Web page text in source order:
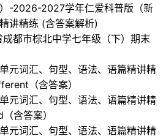
-2026-2027学年仁爱科普版（新
讲精练 (含答案解析)
都市棕北中学七年级（下）期末
元词汇、句型、语法、语篇精讲精
（含答案）
元词汇、句型、语法、语篇精讲精
含答案）
元词汇、句型、语法、语篇精讲精